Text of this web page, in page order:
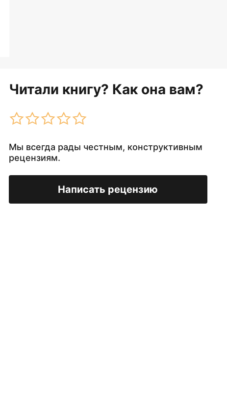
Читали книгу? Как она вам?
Мы всегда рады честным, конструктивным
рецензиям.
Написать рецензию